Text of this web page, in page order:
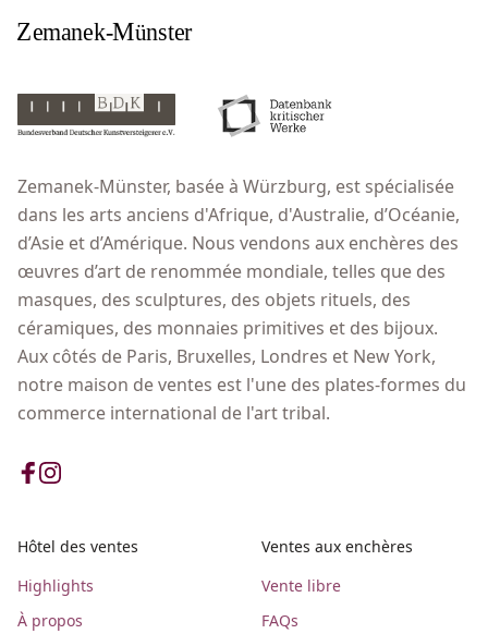
Zemanek-Münster, basée à Würzburg, est spécialisée
dans les arts anciens d'Afrique, d'Australie, d’Océanie,
d’Asie et d’Amérique. Nous vendons aux enchères des
œuvres d’art de renommée mondiale, telles que des
masques, des sculptures, des objets rituels, des
céramiques, des monnaies primitives et des bijoux.
Aux côtés de Paris, Bruxelles, Londres et New York,
notre maison de ventes est l'une des plates-formes du
commerce international de l'art tribal.
Hôtel des ventes
Highlights
À propos
Ventes aux enchères
Vente libre
FAQs